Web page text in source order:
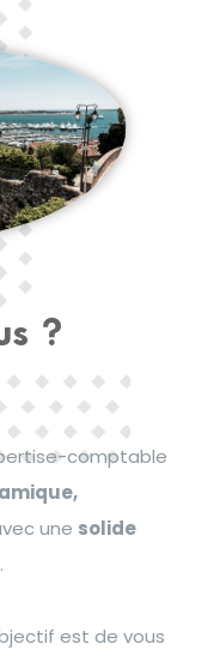
?
comptable
une solide
.
est de vous